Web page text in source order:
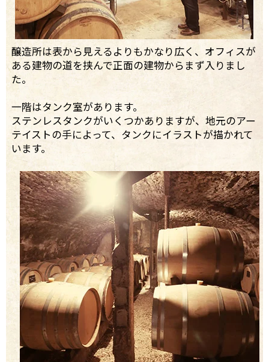
醸造所は表から見えるよりもかなり広く、オフィスが
ある建物の道を挟んで正面の建物からまず入りまし
た。
一階はタンク室があります。
ステンレスタンクがいくつかありますが、地元のアー
テイストの手によって、タンクにイラストが描かれて
います。